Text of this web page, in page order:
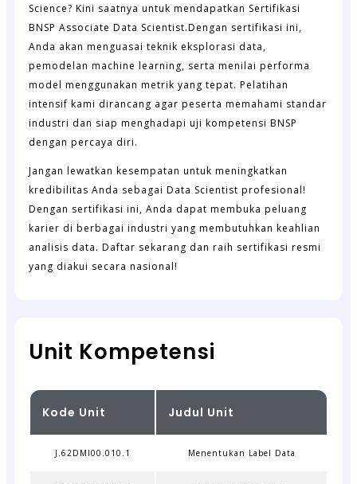
Science? Kini saatnya untuk mendapatkan Sertifikasi
BNSP Associate Data Scientist.Dengan sertifikasi ini,
Anda akan menguasai teknik eksplorasi data,
pemodelan machine learning, serta menilai performa
model menggunakan metrik yang tepat. Pelatihan
intensif kami dirancang agar peserta memahami standar
industri dan siap menghadapi uji kompetensi BNSP
dengan percaya diri.
Jangan lewatkan kesempatan untuk meningkatkan
kredibilitas Anda sebagai Data Scientist profesional!
Dengan sertifikasi ini, Anda dapat membuka peluang
karier di berbagai industri yang membutuhkan keahlian
analisis data. Daftar sekarang dan raih sertifikasi resmi
yang diakui secara nasional!
Unit Kompetensi
Kode Unit Judul Unit
J.62DMI00.010.1 Menentukan Label Data